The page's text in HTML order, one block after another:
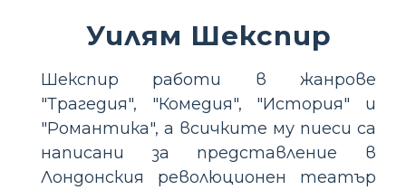
Уилям Шекспир
Шекспир работи в жанрове
"Трагедия", "Комедия", "История" и
"Романтика", а всичките му пиеси са
написани за представление в
Лондонския революционен театър